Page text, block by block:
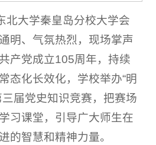
北大学秦皇岛分校大学会
明、气氛热烈，现场掌声
产党成立105周年，持续
态化长效化，学校举办“明
届党史知识竞赛，把赛场
习课堂，引导广大师生在
的智慧和精神力量。